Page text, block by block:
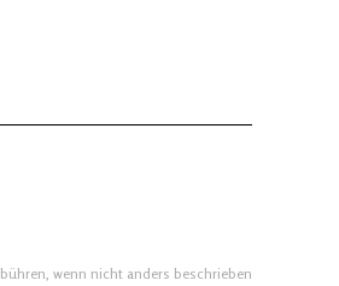
wenn nicht anders beschrieben